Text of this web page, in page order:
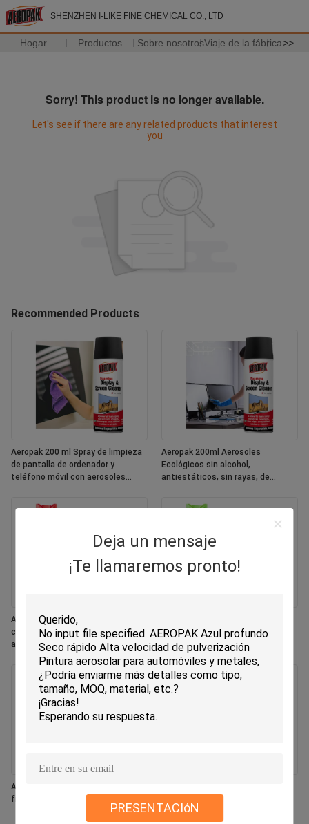
SHENZHEN I-LIKE FINE CHEMICAL CO., LTD
Hogar Productos Sobre nosotrosViaje de la fábrica>>
Deja un mensaje
¡Te llamaremos pronto!
PRESENTACIóN
Sorry! This product is no longer available.
Let's see if there are any related products that interest
you
Recommended Products
Aeropak 200 ml Spray de limpieza
de pantalla de ordenador y
teléfono móvil con aerosoles
Aeropak 200ml Aerosoles
Ecológicos sin alcohol,
antiestáticos, sin rayas, de
pantalla de colores personalizada
Aeropak 330ml Aerosol ecológico
con aroma de rosa, frescante de
aire, aerosol para uso en el hogar y
el automóvil, de larga duración
jazmín Uso Eliminador de olores
eficaz Eco-sencillo de larga
duración, seguro para mascotas,
seguro para niños, fresador de aire
Aeropak 330 ml Aerosol fresco con
fragancia de jazmín
utensilios de cocina spray de